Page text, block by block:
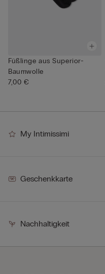
Füßlinge aus Superior-
Baumwolle
7,00 €
My Intimissimi
Geschenkkarte
Nachhaltigkeit